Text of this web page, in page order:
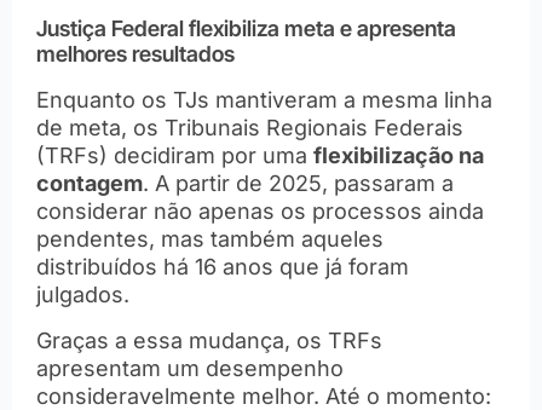
Justiça Federal flexibiliza meta e apresenta
melhores resultados
Enquanto os TJs mantiveram a mesma linha
de meta, os Tribunais Regionais Federais
(TRFs) decidiram por uma flexibilização na
contagem. A partir de 2025, passaram a
considerar não apenas os processos ainda
pendentes, mas também aqueles
distribuídos há 16 anos que já foram
julgados.
Graças a essa mudança, os TRFs
apresentam um desempenho
consideravelmente melhor. Até o momento: